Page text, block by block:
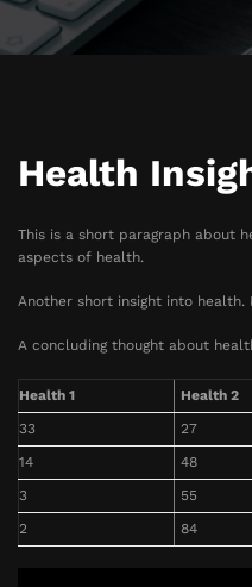
Health
This is a short paragraph about
aspects of health.
Another short insight into health.
A concluding thought about
Health 1 Health 2
33
27
14
48
3
55
2
84